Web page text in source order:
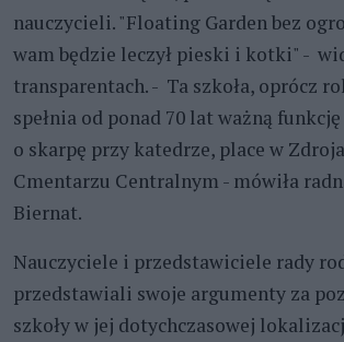
nauczycieli. "Floating Garden bez
wam będzie leczył pieski i kotki" -
transparentach. - Ta szkoła, oprócz
spełnia od ponad 70 lat ważną funkcję
o skarpę przy katedrze, place w
Cmentarzu Centralnym - mówiła
Biernat.
Nauczyciele i przedstawiciele rady
przedstawiali swoje argumenty za
szkoły w jej dotychczasowej